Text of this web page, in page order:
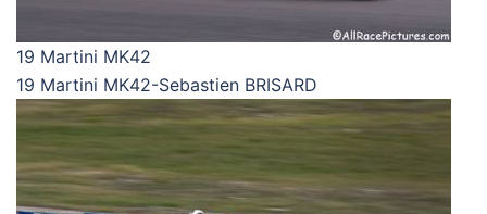
19 Martini MK42
19 Martini MK42-Sebastien BRISARD